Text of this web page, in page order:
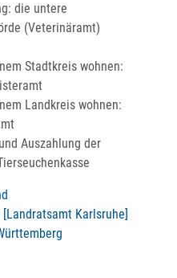
die untere
(Veterinäramt)
Stadtkreis wohnen:
Landkreis wohnen:
Auszahlung der
Karlsruhe]